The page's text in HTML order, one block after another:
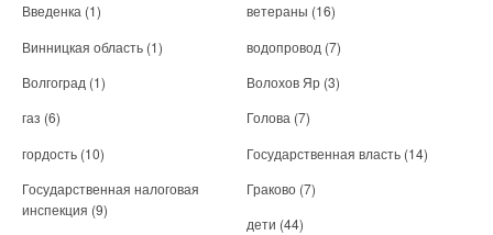
Введенка (1) ветераны (16)
Винницкая область (1) водопровод (7)
Волгоград (1) Волохов Яр (3)
газ (6) Голова (7)
гордость (10) Государственная власть (14)
Государственная налоговая
инспекция (9)
Граково (7)
дети (44)